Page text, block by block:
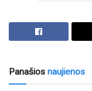
Panašios naujienos